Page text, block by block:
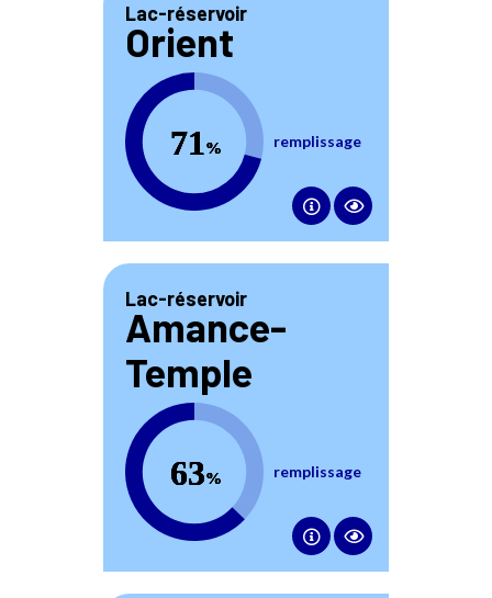
Lac-réservoir
Orient
remplissage
percent
Lac-réservoir
Amance-
Temple
remplissage
percent